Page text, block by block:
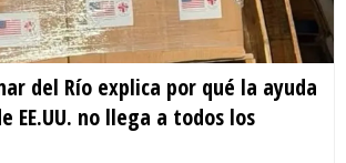
del Río explica por qué la ayuda
EE.UU. no llega a todos los